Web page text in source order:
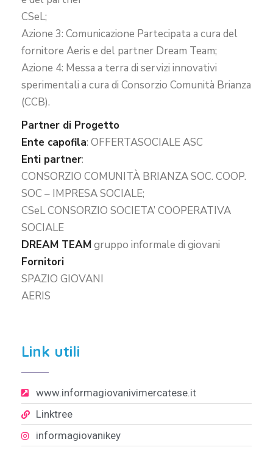
CSeL;
Azione 3: Comunicazione Partecipata a cura del
fornitore Aeris e del partner Dream Team;
Azione 4: Messa a terra di servizi innovativi
sperimentali a cura di Consorzio Comunità Brianza
(CCB).
Partner di Progetto
Ente capofila: OFFERTASOCIALE ASC
Enti partner:
CONSORZIO COMUNITÀ BRIANZA SOC. COOP.
SOC – IMPRESA SOCIALE;
CSeL CONSORZIO SOCIETA’ COOPERATIVA
SOCIALE
DREAM TEAMgruppo informale di giovani
Fornitori
SPAZIO GIOVANI
AERIS
Link utili
www.informagiovanivimercatese.it
Linktree
informagiovanikey